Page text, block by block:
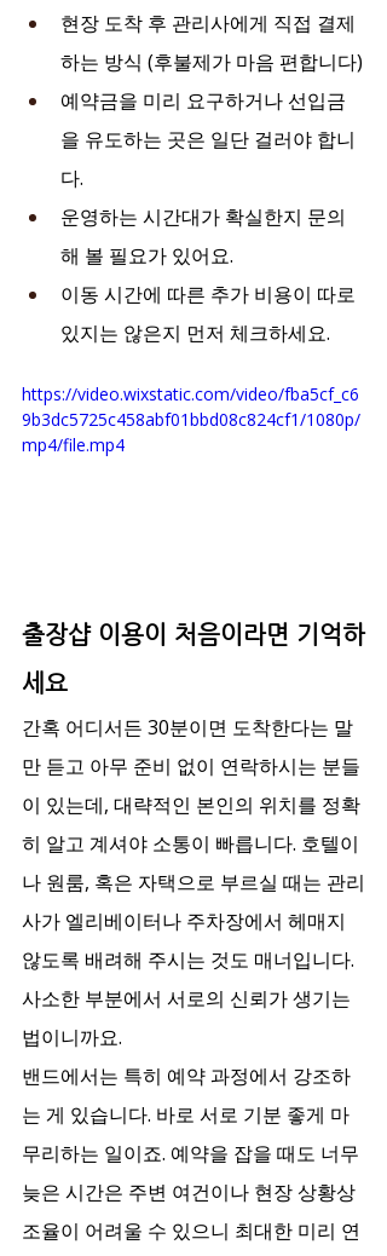
현장 도착 후 관리사에게 직접 결제
하는 방식 (후불제가 마음 편합니다)
예약금을 미리 요구하거나 선입금
을 유도하는 곳은 일단 걸러야 합니
다.
운영하는 시간대가 확실한지 문의
해 볼 필요가 있어요.
이동 시간에 따른 추가 비용이 따로
있지는 않은지 먼저 체크하세요.
https://video.wixstatic.com/video/fba5cf_c6
9b3dc5725c458abf01bbd08c824cf1/1080p/
mp4/file.mp4
출장샵 이용이 처음이라면 기억하
세요
간혹 어디서든 30분이면 도착한다는 말
만 듣고 아무 준비 없이 연락하시는 분들
이 있는데, 대략적인 본인의 위치를 정확
히 알고 계셔야 소통이 빠릅니다. 호텔이
나 원룸, 혹은 자택으로 부르실 때는 관리
사가 엘리베이터나 주차장에서 헤매지
않도록 배려해 주시는 것도 매너입니다.
사소한 부분에서 서로의 신뢰가 생기는
법이니까요.
밴드에서는 특히 예약 과정에서 강조하
는 게 있습니다. 바로 서로 기분 좋게 마
무리하는 일이죠. 예약을 잡을 때도 너무
늦은 시간은 주변 여건이나 현장 상황상
조율이 어려울 수 있으니 최대한 미리 연